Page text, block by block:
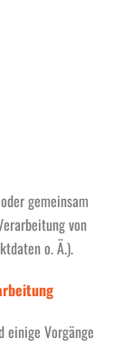
gemeinsam
von
o. Ä.).
Vorgänge